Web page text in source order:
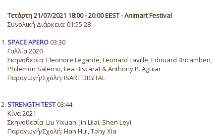
Τετάρτη 21/07/2021 18:00 - 20:00 EEST - Animart Festival
Συνολική Διάρκεια: 01:55:28
SPACE APERO03:30
Γαλλία 2020
Σκηνοθεσία: Eleonore Legarde, Leonard Laville, Edouard Bricambert,
Philemon Salerno, Lea Biscarat & Anthony P. Aguiar
Παραγωγή/Σχολή: ISART DIGITAL
STRENGTH TEST03:44
Κίνα 2021
Σκηνοθεσία: Liu Yixuan, Jin Lilai, Shen Leyi
Παραγωγή/Σχολή: Han Hui, Tony Xia